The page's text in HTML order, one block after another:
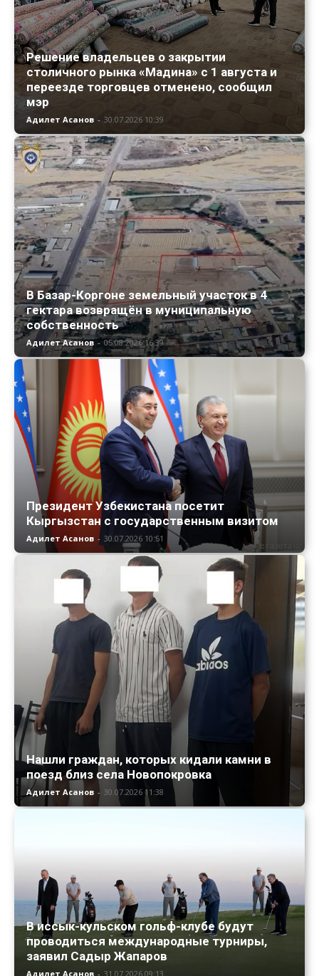
Решение владельцев о закрытии
столичного рынка «Мадина» с 1 августа и
переезде торговцев отменено, сообщил
мэр
Адилет Асанов - 30.07.2026 10:39
В Базар-Коргоне земельный участок в 4
гектара возвращён в муниципальную
собственность
Адилет Асанов - 05.08.2026 16:39
Президент Узбекистана посетит
Кыргызстан с государственным визитом
Адилет Асанов - 30.07.2026 10:51
Нашли граждан, которых кидали камни в
поезд близ села Новопокровка
Адилет Асанов - 30.07.2026 11:38
В иссык-кульском гольф-клубе будут
проводиться международные турниры,
заявил Садыр Жапаров
Адилет Асанов - 31.07.2026 09:13